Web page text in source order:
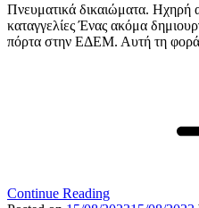
Πνευματικά δικαιώματα.
καταγγελίες Ένας ακόμα
πόρτα στην ΕΔΕΜ. Αυτή τη φορά
Continue Reading